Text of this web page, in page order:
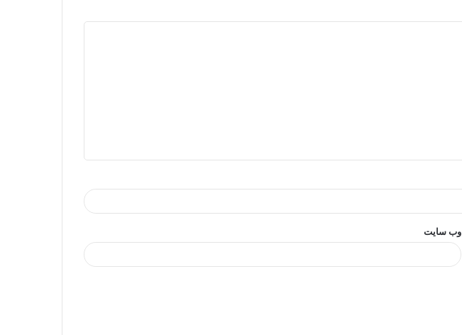
وب‌ سایت